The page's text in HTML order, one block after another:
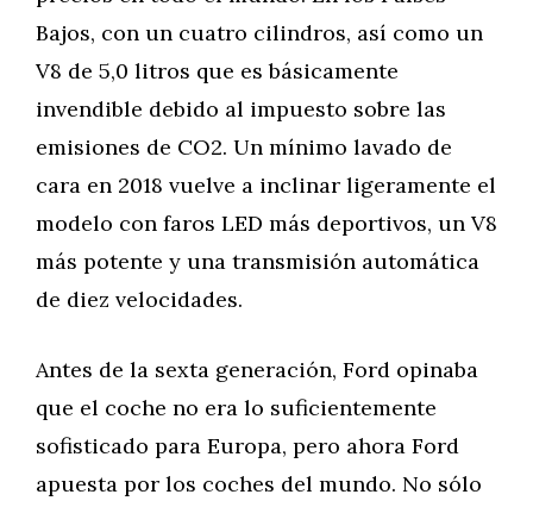
Bajos, con un cuatro cilindros, así como un
V8 de 5,0 litros que es básicamente
invendible debido al impuesto sobre las
emisiones de CO2. Un mínimo lavado de
cara en 2018 vuelve a inclinar ligeramente el
modelo con faros LED más deportivos, un V8
más potente y una transmisión automática
de diez velocidades.
Antes de la sexta generación, Ford opinaba
que el coche no era lo suficientemente
sofisticado para Europa, pero ahora Ford
apuesta por los coches del mundo. No sólo